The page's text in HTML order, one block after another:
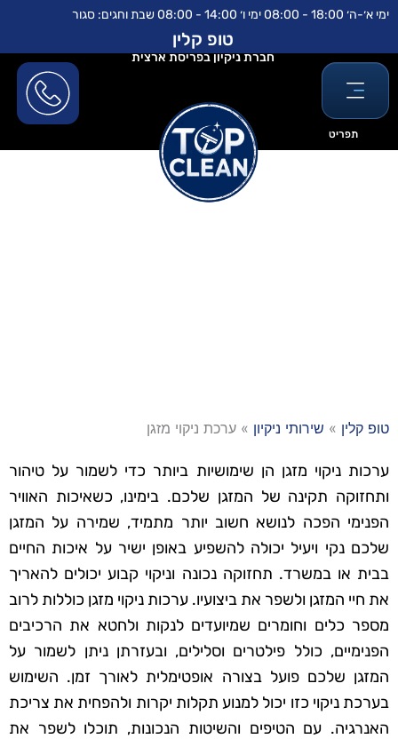
לתוכן
דילוג
ימי א׳-ה׳ 18:00 - 08:00 ימי ו׳ 14:00 - 08:00 שבת וחגים: סגור
תפריט
טופ קלין
חברת ניקיון בפריסת ארצית
טופ קלין » שירותי ניקיון » ערכת ניקוי מזגן
ערכות ניקוי מזגן הן שימושיות ביותר כדי לשמור על טיהור
ותחזוקה תקינה של המזגן שלכם. בימינו, כשאיכות האוויר
הפנימי הפכה לנושא חשוב יותר מתמיד, שמירה על המזגן
שלכם נקי ויעיל יכולה להשפיע באופן ישיר על איכות החיים
בבית או במשרד. תחזוקה נכונה וניקוי קבוע יכולים להאריך
את חיי המזגן ולשפר את ביצועיו. ערכות ניקוי מזגן כוללות לרוב
מספר כלים וחומרים שמיועדים לנקות ולחטא את הרכיבים
הפנימיים, כולל פילטרים וסלילים, ובעזרתן ניתן לשמור על
המזגן שלכם פועל בצורה אופטימלית לאורך זמן. השימוש
בערכת ניקוי כזו יכול למנוע תקלות יקרות ולהפחית את צריכת
האנרגיה. עם הטיפים והשיטות הנכונות, תוכלו לשפר את